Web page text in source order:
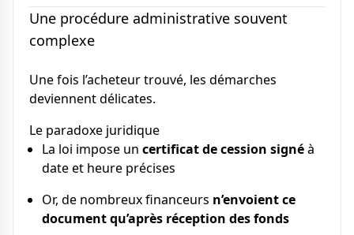
Une procédure administrative souvent
complexe
Une fois l’acheteur trouvé, les démarches
deviennent délicates.
Le paradoxe juridique
La loi impose un certificat de cession signéà
date et heure précises
Or, de nombreux financeurs n’envoient ce
document qu’après réception des fonds